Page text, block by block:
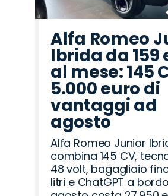
Alfa Romeo
Ibrida da 159
al mese: 145
5.000 euro di
vantaggi ad
agosto
Alfa Romeo Junior
combina 145 CV,
48 volt, bagagliaio
litri e ChatGPT a